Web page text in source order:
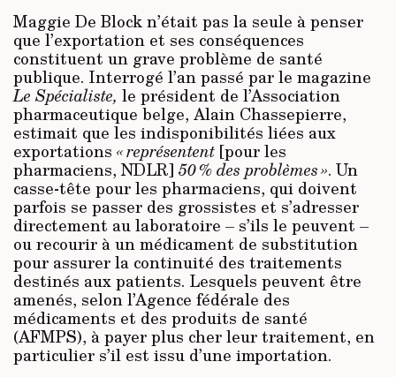
Maggie De Block n’était pas la seule à penser
que l’exportation et ses conséquences
constituent un grave problème de santé
publique. Interrogé l’an passé par le magazine
Le Spécialiste, le président de l’Association
pharmaceutique belge, Alain Chassepierre,
estimait que les indisponibilités liées aux
exportations « représentent [pour les
pharmaciens, NDLR] 50 % des problèmes ». Un
casse-tête pour les pharmaciens, qui doivent
parfois se passer des grossistes et s’adresser
directement au laboratoire – s’ils le peuvent –
ou recourir à un médicament de substitution
pour assurer la continuité des traitements
destinés aux patients. Lesquels peuvent être
amenés, selon l’Agence fédérale des
médicaments et des produits de santé
(AFMPS), à payer plus cher leur traitement, en
particulier s’il est issu d’une importation.